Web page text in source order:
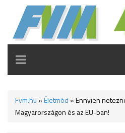
TOGGLE
NAVIGATION
Fvm.hu » Életmód »Ennyien
Magyarországon és az EU-ban!